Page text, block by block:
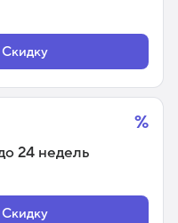
Скидку
%
24 недель
Скидку